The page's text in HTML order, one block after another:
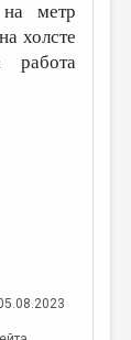
на метр
холсте
работа